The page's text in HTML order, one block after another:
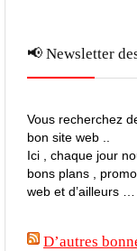
📢 Newsletter
Vous recherchez
bon site web ..
Ici , chaque jour
bons plans ,
web et d’ailleurs …
D’autres